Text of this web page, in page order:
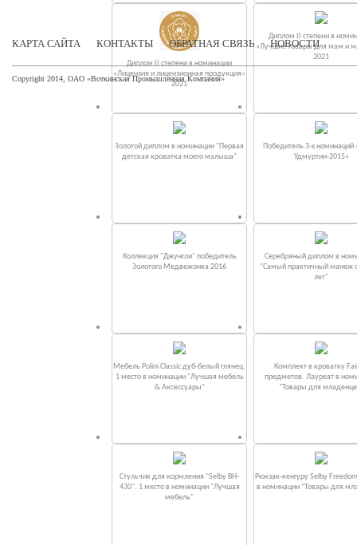
Диплом II степени в номинации
«Лицензия и лицензионная продукция»
2021
Диплом II степени в
«Лучшие товары для мам и
2021
Золотой диплом в номинации "Первая
детская кроватка моего малыша"
Победитель 3-х номинаций
Удмуртии-2015»
Коллекция "Джунгли" победитель
Золотого Медвежонка 2016
Серебряный диплом в
"Самый практичный манеж
лет"
Мебель Polini Classic дуб-белый глянец.
1 место в номинации "Лучшая мебель
& Аксессуары"
Комплект в кроватку
предметов. Лауреат в
“Товары для
Стульчик для кормления "Selby BH-
430". 1 место в номинации "Лучшая
мебель"
Рюкзак-кенгуру Selby
в номинации “Товары для
КАРТА САЙТА КОНТАКТЫ ОБРАТНАЯ СВЯЗЬ НОВОСТИ
Copyright 2014, ОАО «Воткинская Промышленная Компания»